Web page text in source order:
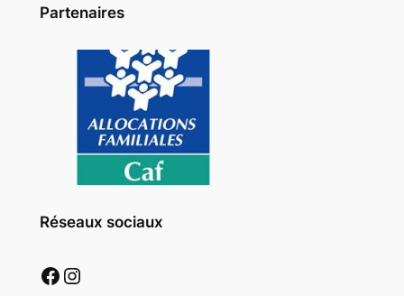
Partenaires
Réseaux sociaux
Facebook Instagram